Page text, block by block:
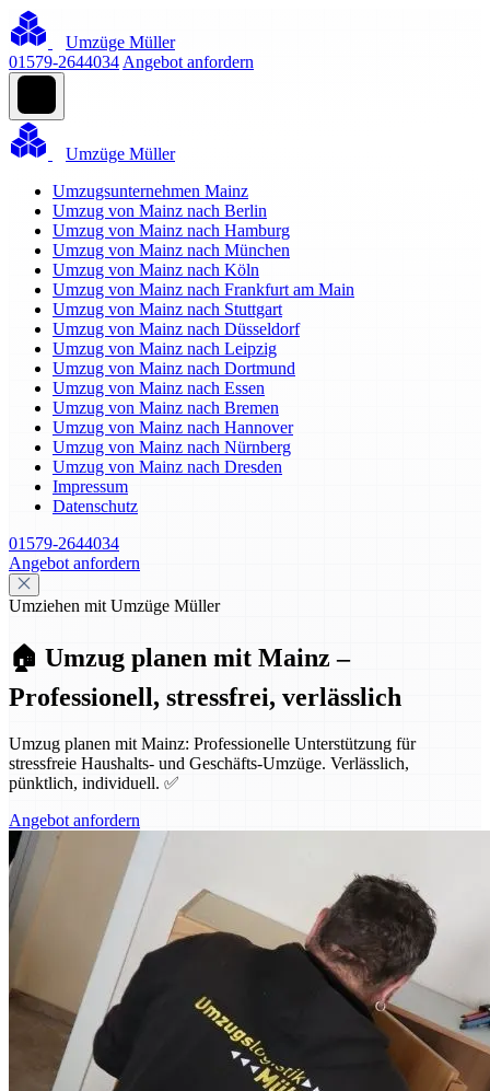
Umzüge Müller
01579-2644034 Angebot anfordern
Umzüge Müller
Umzugsunternehmen Mainz
Umzug von Mainz nach Berlin
Umzug von Mainz nach Hamburg
Umzug von Mainz nach München
Umzug von Mainz nach Köln
Umzug von Mainz nach Frankfurt am Main
Umzug von Mainz nach Stuttgart
Umzug von Mainz nach Düsseldorf
Umzug von Mainz nach Leipzig
Umzug von Mainz nach Dortmund
Umzug von Mainz nach Essen
Umzug von Mainz nach Bremen
Umzug von Mainz nach Hannover
Umzug von Mainz nach Nürnberg
Umzug von Mainz nach Dresden
Impressum
Datenschutz
01579-2644034
Angebot anfordern
Umziehen mit Umzüge Müller
🏠 Umzug planen mit Mainz –
Professionell, stressfrei, verlässlich
Umzug planen mit Mainz: Professionelle Unterstützung für
stressfreie Haushalts- und Geschäfts-Umzüge. Verlässlich,
pünktlich, individuell. ✅
Angebot anfordern